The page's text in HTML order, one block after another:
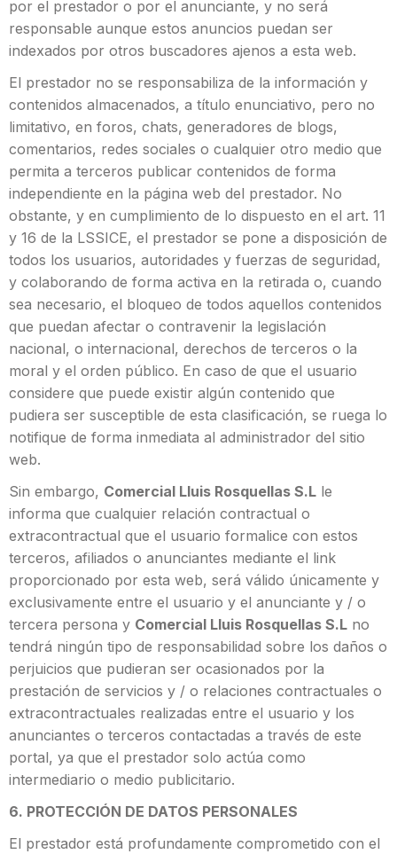
por el prestador o por el anunciante, y no será
responsable aunque estos anuncios puedan ser
indexados por otros buscadores ajenos a esta web.
El prestador no se responsabiliza de la información y
contenidos almacenados, a título enunciativo, pero no
limitativo, en foros, chats, generadores de blogs,
comentarios, redes sociales o cualquier otro medio que
permita a terceros publicar contenidos de forma
independiente en la página web del prestador. No
obstante, y en cumplimiento de lo dispuesto en el art. 11
y 16 de la LSSICE, el prestador se pone a disposición de
todos los usuarios, autoridades y fuerzas de seguridad,
y colaborando de forma activa en la retirada o, cuando
sea necesario, el bloqueo de todos aquellos contenidos
que puedan afectar o contravenir la legislación
nacional, o internacional, derechos de terceros o la
moral y el orden público. En caso de que el usuario
considere que puede existir algún contenido que
pudiera ser susceptible de esta clasificación, se ruega lo
notifique de forma inmediata al administrador del sitio
web.
Sin embargo, Comercial Lluis Rosquellas S.L le
informa que cualquier relación contractual o
extracontractual que el usuario formalice con estos
terceros, afiliados o anunciantes mediante el link
proporcionado por esta web, será válido únicamente y
exclusivamente entre el usuario y el anunciante y / o
tercera persona y Comercial Lluis Rosquellas S.L no
tendrá ningún tipo de responsabilidad sobre los daños o
perjuicios que pudieran ser ocasionados por la
prestación de servicios y / o relaciones contractuales o
extracontractuales realizadas entre el usuario y los
anunciantes o terceros contactadas a través de este
portal, ya que el prestador solo actúa como
intermediario o medio publicitario.
6. PROTECCIÓN DE DATOS PERSONALES
El prestador está profundamente comprometido con el